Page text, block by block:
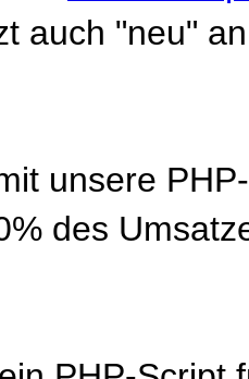
auch "neu"
unsere
des